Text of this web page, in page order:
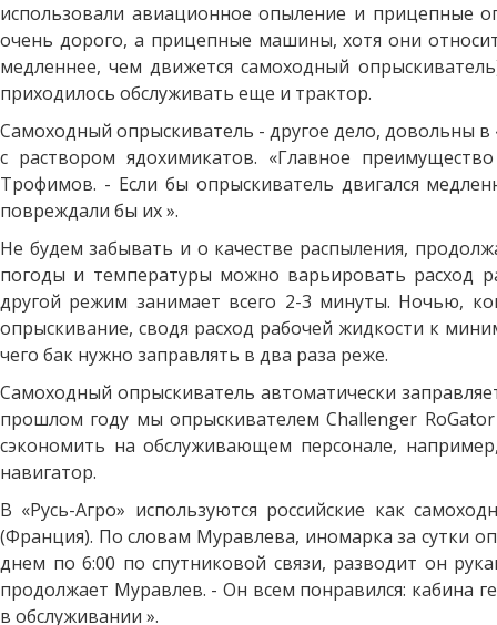
использовали авиационное опыление и прицепные
очень дорого, а прицепные машины, хотя они
медленнее, чем движется самоходный
приходилось обслуживать еще и трактор.
Самоходный опрыскиватель - другое дело, довольны в
с раствором ядохимикатов. «Главное
Трофимов. - Если бы опрыскиватель двигался
повреждали бы их ».
Не будем забывать и о качестве распыления,
погоды и температуры можно варьировать расход
другой режим занимает всего 2-3 минуты. Ночью,
опрыскивание, сводя расход рабочей жидкости к
чего бак нужно заправлять в два раза реже.
Самоходный опрыскиватель автоматически
прошлом году мы опрыскивателем Challenger
сэкономить на обслуживающем персонале,
навигатор.
В «Русь-Агро» используются российские как
(Франция). По словам Муравлева, иномарка за сутки
днем ​​по 6:00 по спутниковой связи, разводит он
продолжает Муравлев. - Он всем понравился: кабина
в обслуживании ».